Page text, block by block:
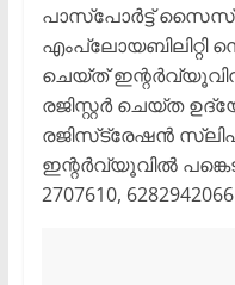
പാസ്പോര്‍ട്ട് സൈസ്
എംപ്ലോയബിലിറ്റി
ചെയ്ത്
രജിസ്റ്റര്‍ ചെയ്ത
രജിസ്‌ട്രേഷന്‍
ഇന്റര്‍വ്യൂവില്‍
2707610, 6282942066